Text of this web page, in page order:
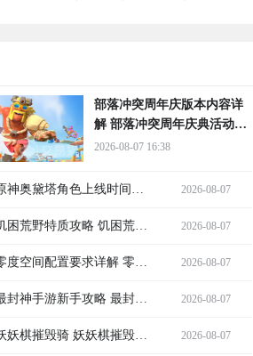
部落冲突周年庆版本内容详
解 部落冲突周年庆典活动与
更新亮点
2026-08-07 16:38
神奥黛塔角色上线时间预
原神奥黛塔抽取价值与培
建议
2026-08-07
困荒野特质攻略 饥困荒野
质获取方法与实用技巧
2026-08-07
度空间配置要求详解 零度
间最低配置与推荐配置全
解析
2026-08-07
封神手游新手攻略 最封神
游入门指南与快速上手技
2026-08-07
妖棋摧毁骑 妖妖棋摧毁骑 2026-08-07